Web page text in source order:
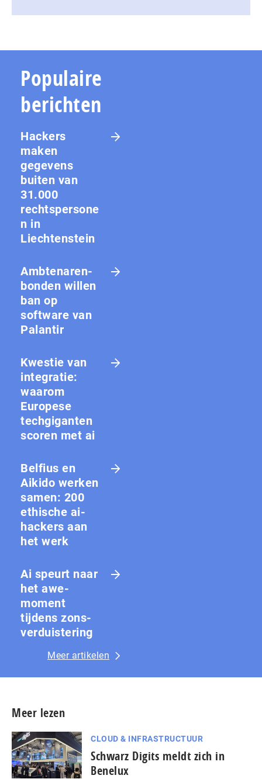
Populaire
berichten
Hackers
maken
gegevens
buiten van
31.000
rechtspersone
n in
Liechtenstein
Amb­te­na­ren­
bon­den willen
ban op
software van
Palantir
Kwestie van
integratie:
waarom
Europese
techgiganten
scoren met ai
Belfius en
Aikido werken
samen: 200
ethische ai-
hackers aan
het werk
Ai speurt naar
het awe-
moment
tijdens zons­
ver­duis­te­ring
Meer artikelen
Meer lezen
CLOUD & INFRASTRUCTUUR
Schwarz Digits meldt zich in
Benelux